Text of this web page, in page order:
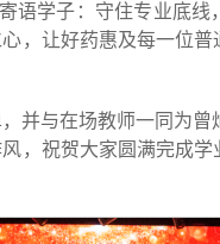
语学子：守住专业底
，让好药惠及每一位
并与在场教师一同为
，祝贺大家圆满完成